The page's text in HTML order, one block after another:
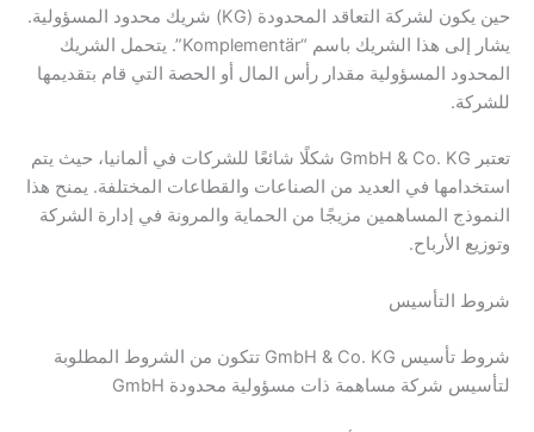
حين يكون لشركة التعاقد المحدودة (KG) شريك محدود المسؤولية.
يشار إلى هذا الشريك باسم “Komplementär”. يتحمل الشريك
المحدود المسؤولية مقدار رأس المال أو الحصة التي قام بتقديمها
للشركة.
تعتبر GmbH & Co. KG شكلًا شائعًا للشركات في ألمانيا، حيث يتم
استخدامها في العديد من الصناعات والقطاعات المختلفة. يمنح هذا
النموذج المساهمين مزيجًا من الحماية والمرونة في إدارة الشركة
وتوزيع الأرباح.
شروط التأسيس
شروط تأسيس GmbH & Co. KG تتكون من الشروط المطلوبة
لتأسيس شركة مساهمة ذات مسؤولية محدودة GmbH